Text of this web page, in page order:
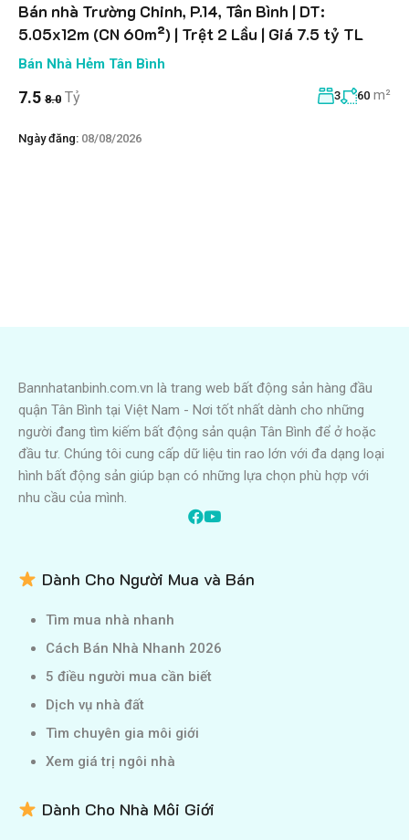
Bán nhà Trường Chinh, P.14, Tân Bình | DT:
5.05x12m (CN 60m²) | Trệt 2 Lầu | Giá 7.5 tỷ TL
Bán Nhà Hẻm Tân Bình
7.5 8.0 Tỷ 3 60 m²
Ngày đăng: 08/08/2026
Bannhatanbinh.com.vn là trang web bất động sản hàng đầu
quận Tân Bình tại Việt Nam - Nơi tốt nhất dành cho những
người đang tìm kiếm bất động sản quận Tân Bình để ở hoặc
đầu tư. Chúng tôi cung cấp dữ liệu tin rao lớn với đa dạng loại
hình bất động sản giúp bạn có những lựa chọn phù hợp với
nhu cầu của mình.
Dành Cho Người Mua và Bán
Tìm mua nhà nhanh
Cách Bán Nhà Nhanh 2026
5 điều người mua cần biết
Dịch vụ nhà đất
Tìm chuyên gia môi giới
Xem giá trị ngôi nhà
Dành Cho Nhà Môi Giới